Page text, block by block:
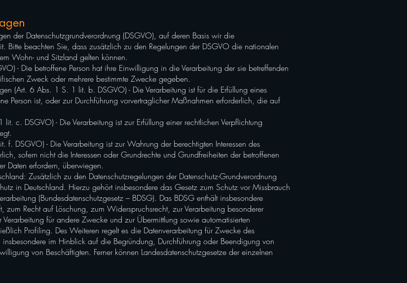
der Datenschutzgrundverordnung (DSGVO), auf deren Basis wir die
Bitte beachten Sie, dass zusätzlich zu den Regelungen der DSGVO die nationalen
Wohn- und Sitzland gelten können.
- Die betroffene Person hat ihre Einwilligung in die Verarbeitung der sie betreffenden
Zweck oder mehrere bestimmte Zwecke gegeben.
(Art. 6 Abs. 1 S. 1 lit. b. DSGVO) - Die Verarbeitung ist für die Erfüllung eines
Person ist, oder zur Durchführung vorvertraglicher Maßnahmen erforderlich, die auf
c. DSGVO) - Die Verarbeitung ist zur Erfüllung einer rechtlichen Verpflichtung
f. DSGVO) - Die Verarbeitung ist zur Wahrung der berechtigten Interessen des
sofern nicht die Interessen oder Grundrechte und Grundfreiheiten der betroffenen
Daten erfordern, überwiegen.
Zusätzlich zu den Datenschutzregelungen der Datenschutz-Grundverordnung
in Deutschland. Hierzu gehört insbesondere das Gesetz zum Schutz vor Missbrauch
(Bundesdatenschutzgesetz – BDSG). Das BDSG enthält insbesondere
zum Recht auf Löschung, zum Widerspruchsrecht, zur Verarbeitung besonderer
für andere Zwecke und zur Übermittlung sowie automatisierten
Profiling. Des Weiteren regelt es die Datenverarbeitung für Zwecke des
insbesondere im Hinblick auf die Begründung, Durchführung oder Beendigung von
von Beschäftigten. Ferner können Landesdatenschutzgesetze der einzelnen